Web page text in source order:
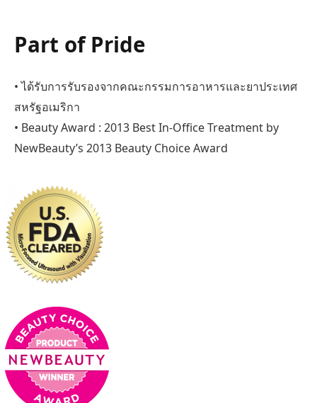
Part of Pride
• ได้รับการรับรองจากคณะกรรมการอาหารและยาประเทศ
สหรัฐอเมริกา
• Beauty Award : 2013 Best In-Office Treatment by
NewBeauty’s 2013 Beauty Choice Award